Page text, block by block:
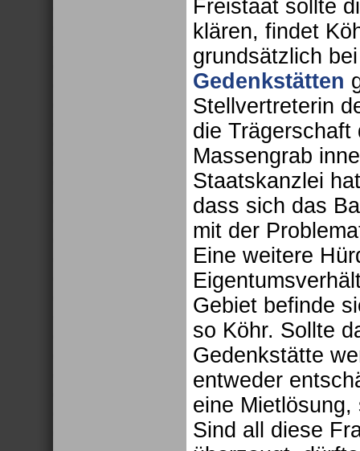
Freistaat sollte
klären, findet
grundsätzlich
Gedenkstätten
Stellvertreterin
die Trägerschaft
Massengrab
Staatskanzlei
dass sich das
mit der
Eine weitere
Gebiet befinde
so Köhr. Sollte
Gedenkstätte
entweder
eine
Sind all diese